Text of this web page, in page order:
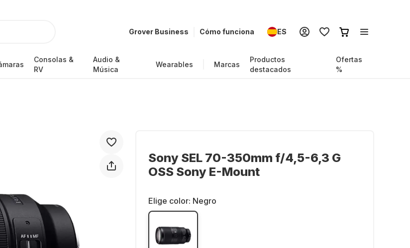
Grover Business Cómo funciona ES
Consolas &
RV
Audio &
Música
Wearables Marcas
Productos
destacados
Ofertas
%
Sony SEL 70-350mm f/4,5-6,3 G
OSS Sony E-Mount
Elige color: Negro